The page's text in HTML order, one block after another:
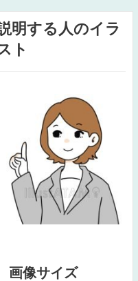
明する人のイラ
ト
画像サイズ